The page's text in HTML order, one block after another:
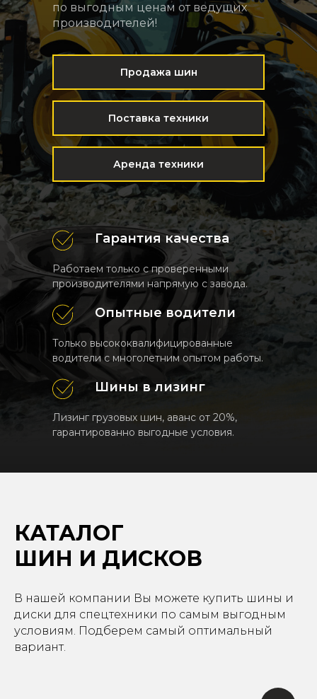
по выгодным ценам от ведущих
производителей!
Аренда техники
Поставка техники
Продажа шин
Гарантия качества
Работаем только с проверенными
производителями напрямую с завода.
Опытные водители
Только высококвалифицированные
водители с многолетним опытом работы.
Шины в лизинг
Лизинг грузовых шин, аванс от 20%,
гарантированно выгодные условия.
КАТАЛОГ
ШИН И ДИСКОВ
В нашей компании Вы можете купить шины и
диски для спецтехники по самым выгодным
условиям. Подберем самый оптимальный
вариант.